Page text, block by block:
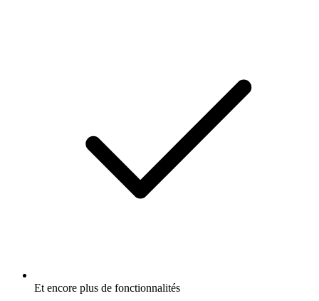
Et encore plus de fonctionnalités